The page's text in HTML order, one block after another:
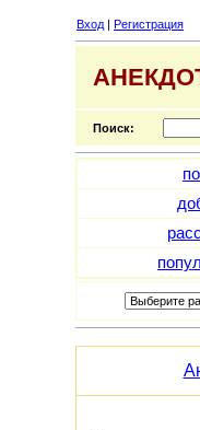
Вход | Регистрация
Поиск: